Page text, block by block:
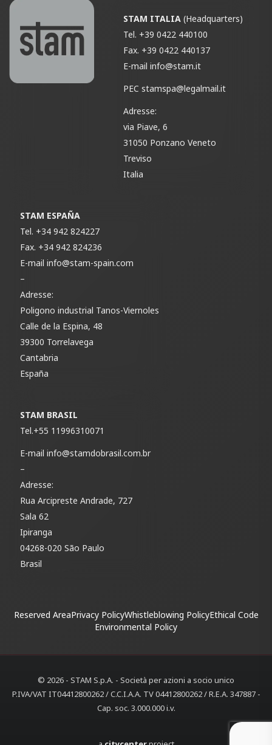
STAM ITALIA (Headquarters)
Tel. +39 0422 440100
Fax. +39 0422 440137
E-mailinfo@stam.it
PECstamspa@legalmail.it
Adresse:
via Piave, 6
31050 Ponzano Veneto
Treviso
Italia
STAM ESPAÑA
Tel. +34 942 824227
Fax. +34 942 824236
E-mail info@stam-spain.com
–
Adresse:
Poligono industrial Tanos-Viernoles
Calle de la Espina, 48
39300 Torrelavega
Cantabria
España
STAM BRASIL
Tel.+55 11996310071
E-mail info@stamdobrasil.com.br
–
Adresse:
Rua Arcipreste Andrade, 727
Sala 62
Ipiranga
04268-020 São Paulo
Brasil
Reserved AreaPrivacy PolicyWhistleblowing PolicyEthical Code
Environmental Policy
© 2026 - STAM S.p.A. - Società per azioni a socio unico
P.IVA/VAT IT04412800262 / C.C.I.A.A. TV 04412800262 / R.E.A. 347887 -
Cap. soc. 3.000.000 i.v.